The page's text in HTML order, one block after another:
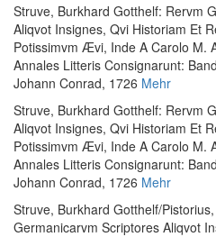
Struve, Burkhard Gotthelf: Rervm
Aliqvot Insignes, Qvi Historiam Et
Potissimvm Ævi, Inde A Carolo M.
Annales Litteris Consignarunt:
Johann Conrad, 1726 Mehr
Struve, Burkhard Gotthelf: Rervm
Aliqvot Insignes, Qvi Historiam Et
Potissimvm Ævi, Inde A Carolo M.
Annales Litteris Consignarunt:
Johann Conrad, 1726 Mehr
Struve, Burkhard Gotthelf/
Germanicarvm Scriptores Aliqvot